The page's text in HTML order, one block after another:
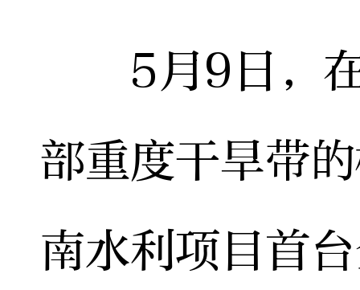
5月9日，在
部重度干旱带
南水利项目首